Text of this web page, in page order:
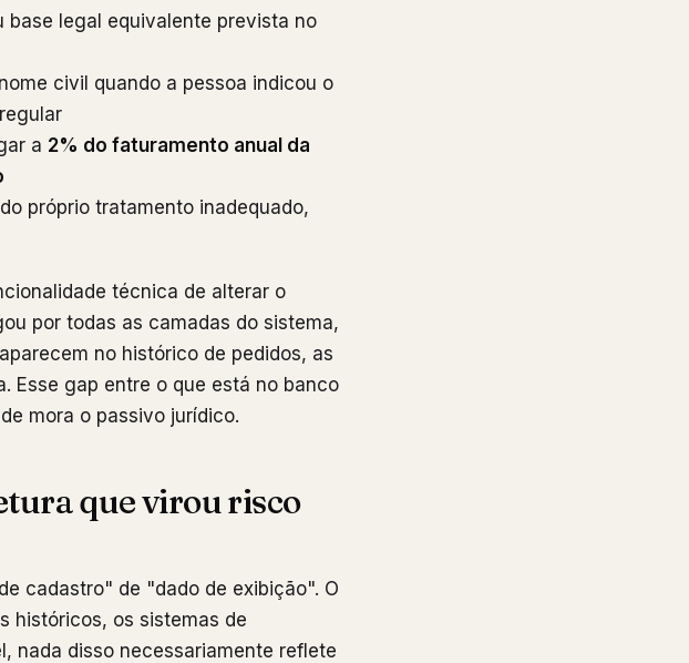
legal equivalente prevista no
civil quando a pessoa indicou o
a 2% do faturamento anual da
próprio tratamento inadequado,
técnica de alterar o
por todas as camadas do sistema,
no histórico de pedidos, as
Esse gap entre o que está no banco
mora o passivo jurídico.
que virou risco
cadastro" de "dado de exibição". O
históricos, os sistemas de
nada disso necessariamente reflete